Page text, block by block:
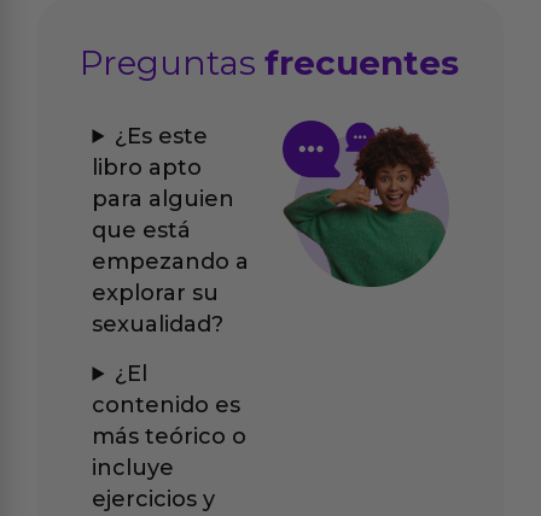
Preguntasfrecuentes
¿Es este
libro apto
para alguien
que está
empezando a
explorar su
sexualidad?
¿El
contenido es
más teórico o
incluye
ejercicios y